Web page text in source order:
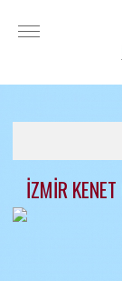
ADANA KENET
ADIYAMAN
İZMİR